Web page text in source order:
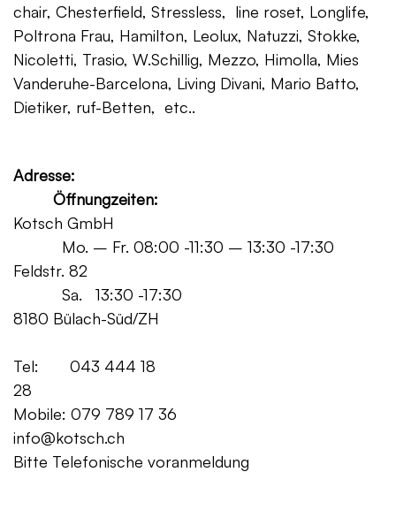
chair, Chesterfield, Stressless, line roset, Longlife,
Poltrona Frau, Hamilton, Leolux, Natuzzi, Stokke,
Nicoletti, Trasio, W.Schillig, Mezzo, Himolla, Mies
Vanderuhe-Barcelona, Living Divani, Mario Batto,
Dietiker, ruf-Betten, etc..
Adresse:
Öffnungzeiten:
Kotsch GmbH
Mo. – Fr. 08:00 -11:30 – 13:30 -17:30
Feldstr. 82
Sa. 13:30 -17:30
8180 Bülach-Süd/ZH
Tel: 043 444 18
28
Mobile: 079 789 17 36
info@kotsch.ch
Bitte Telefonische voranmeldung